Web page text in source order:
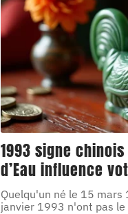
1993 signe
d’Eau influence
Quelqu'un né le 15
janvier 1993 n'ont pas le